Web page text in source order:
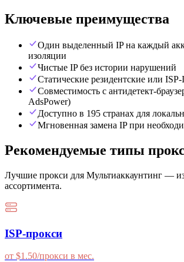
Ключевые преимущества
Один выделенный IP на каждый
изоляции
Чистые IP без истории нарушений
Статические резидентские или ISP-
Совместимость с антидетект-
AdsPower)
Доступно в 195 странах для
Мгновенная замена IP при
Рекомендуемые типы
Лучшие прокси для Мультиаккаунтинг —
ассортимента.
ISP-прокси
от $1.50/прокси в мес.